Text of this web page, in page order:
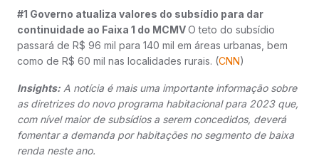
#1 Governo atualiza valores do subsídio para dar
continuidade ao Faixa 1 do MCMVO teto do subsídio
passará de R$ 96 mil para 140 mil em áreas urbanas, bem
como de R$ 60 mil nas localidades rurais. (CNN)
Insights: A notícia é mais uma importante informação sobre
as diretrizes do novo programa habitacional para 2023 que,
com nível maior de subsídios a serem concedidos, deverá
fomentar a demanda por habitações no segmento de baixa
renda neste ano.